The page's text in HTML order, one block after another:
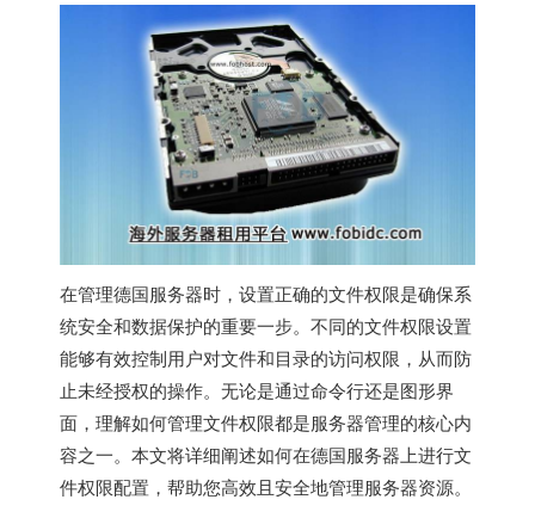
在管理德国服务器时，设置正确的文件权限是确保系
统安全和数据保护的重要一步。不同的文件权限设置
能够有效控制用户对文件和目录的访问权限，从而防
止未经授权的操作。无论是通过命令行还是图形界
面，理解如何管理文件权限都是服务器管理的核心内
容之一。本文将详细阐述如何在德国服务器上进行文
件权限配置，帮助您高效且安全地管理服务器资源。